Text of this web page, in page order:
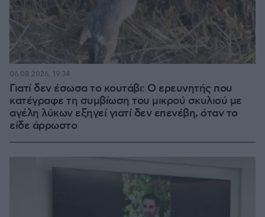
Γιατί δεν έσωσα το κουτάβι: Ο ερευνητής που
κατέγραφε τη συμβίωση του μικρού σκυλιού με
αγέλη λύκων εξηγεί γιατί δεν επενέβη, όταν το
είδε άρρωστο
06.08.2026, 19:34